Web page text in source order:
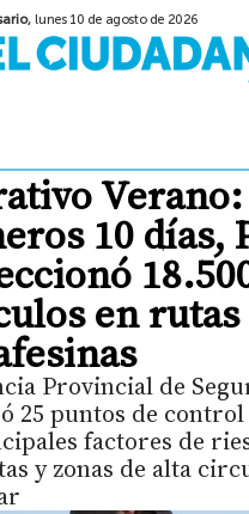
lunes 10 de agosto de 2026
10 días,
en rutas
Provincial de
25 puntos de
factores de
y zonas de alta